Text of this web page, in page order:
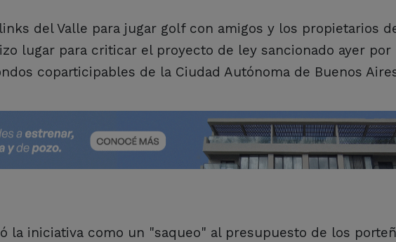
del Valle para jugar golf con amigos y los propietarios
lugar para criticar el proyecto de ley sancionado ayer por
coparticipables de la Ciudad Autónoma de Buenos
la iniciativa como un "saqueo" al presupuesto de los